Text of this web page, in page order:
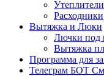
Расходники
Вытяжка и Люки
Лючки под
Вытяжка
Программа для
Телеграм БОТ